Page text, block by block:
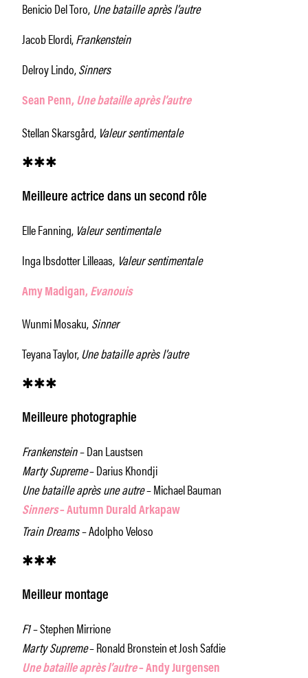
Benicio Del Toro,Une bataille après l’autre
Jacob Elordi,Frankenstein
Delroy Lindo,Sinners
Sean Penn, Une bataille après l’autre
Stellan Skarsgård, Valeur sentimentale
✱✱✱
Meilleure actrice dans un second rôle
Elle Fanning, Valeur sentimentale
Inga Ibsdotter Lilleaas, Valeur sentimentale
Amy Madigan, Evanouis
Wunmi Mosaku,Sinner
Teyana Taylor,Une bataille après l’autre
✱✱✱
Meilleure photographie
Frankenstein– Dan Laustsen
Marty Supreme– Darius Khondji
Une bataille après une autre– Michael Bauman
Sinners– Autumn Durald Arkapaw
Train Dreams– Adolpho Veloso
✱✱✱
Meilleur montage
F1– Stephen Mirrione
Marty Supreme– Ronald Bronstein et Josh Safdie
Une bataille après l’autre– Andy Jurgensen